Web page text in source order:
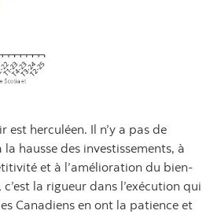
herculéen. Il n’y a pas de
hausse des investissements, à
et à l’amélioration du bien-
la rigueur dans l’exécution qui
Canadiens en ont la patience et